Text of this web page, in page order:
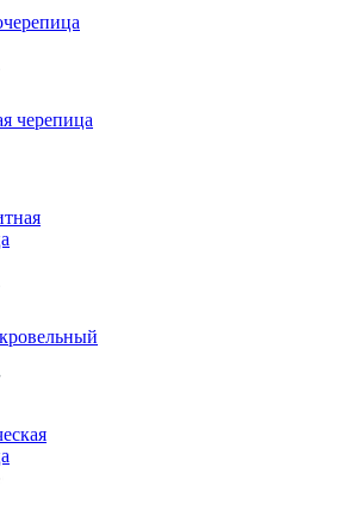
черепица